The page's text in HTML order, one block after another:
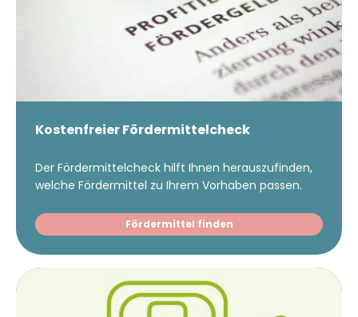
Kostenfreier Fördermittelcheck
Der Fördermittelcheck hilft Ihnen herauszufinden,
welche Fördermittel zu Ihrem Vorhaben passen.
Fördermittel finden